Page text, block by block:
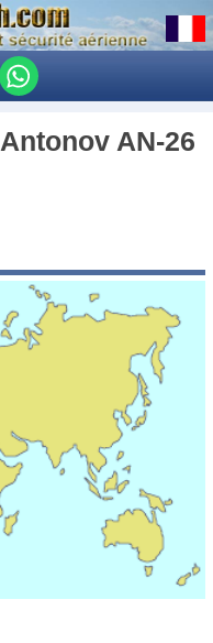
Antonov AN-26